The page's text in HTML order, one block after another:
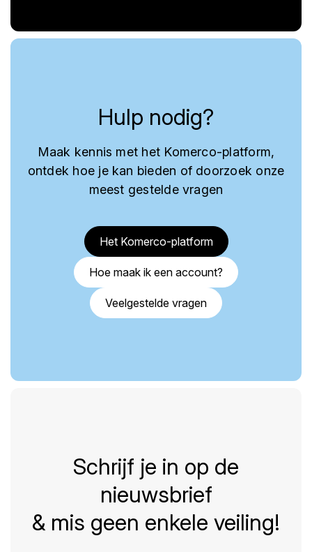
Hulp nodig?
Maak kennis met het Komerco-platform,
ontdek hoe je kan bieden of doorzoek onze
meest gestelde vragen
Het Komerco-platform
Hoe maak ik een account?
Veelgestelde vragen
Schrijf je in op de
nieuwsbrief
& mis geen enkele veiling!